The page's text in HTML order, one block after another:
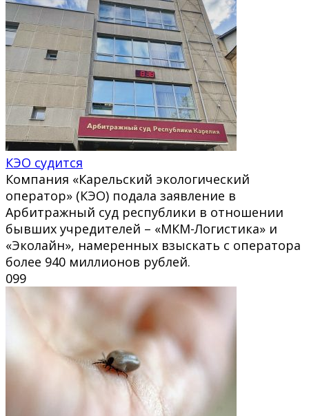
КЭО судится
Компания «Карельский экологический
оператор» (КЭО) подала заявление в
Арбитражный суд республики в отношении
бывших учредителей – «МКМ-Логистика» и
«Эколайн», намеренных взыскать с оператора
более 940 миллионов рублей.
099